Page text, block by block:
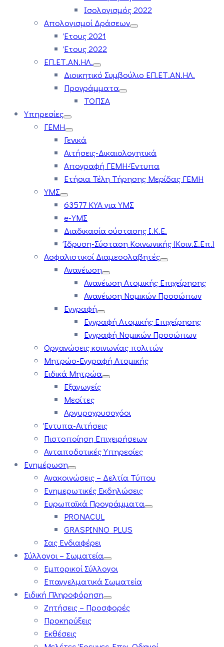
Ισολογισμός 2022
Απολογισμοί Δράσεων
Έτους 2021
Έτους 2022
ΕΠ.ΕΤ.ΑΝ.ΗΛ.
Διοικητικό Συμβούλιο ΕΠ.ΕΤ.ΑΝ.ΗΛ.
Προγράμματα
ΤΟΠΣΑ
Υπηρεσίες
ΓΕΜΗ
Γενικά
Αιτήσεις-Δικαιολογητικά
Απογραφή ΓΕΜΗ-Έντυπα
Ετήσια Τέλη Τήρησης Μερίδας ΓΕΜΗ
ΥΜΣ
63577 ΚΥΑ για ΥΜΣ
e-ΥΜΣ
Διαδικασία σύστασης Ι.Κ.Ε.
Ίδρυση-Σύσταση Κοινωνικής (Κοιν.Σ.Επ.)
Ασφαλιστικοί Διαμεσολαβητές
Ανανέωση
Ανανέωση Ατομικής Επιχείρησης
Ανανέωση Νομικών Προσώπων
Εγγραφή
Εγγραφή Ατομικής Επιχείρησης
Εγγραφή Νομικών Προσώπων
Οργανώσεις κοινωνίας πολιτών
Μητρώο-Εγγραφή Ατομικής
Ειδικά Μητρώα
Εξαγωγείς
Μεσίτες
Αργυροχρυσοχόοι
Έντυπα-Αιτήσεις
Πιστοποίηση Επιχειρήσεων
Ανταποδοτικές Υπηρεσίες
Ενημέρωση
Ανακοινώσεις – Δελτία Τύπου
Ενημερωτικές Εκδηλώσεις
Ευρωπαϊκά Προγράμματα
PRONACUL
GRASPINNO PLUS
Σας Ενδιαφέρει
Σύλλογοι – Σωματεία
Εμπορικοί Σύλλογοι
Επαγγελματικά Σωματεία
Ειδική Πληροφόρηση
Ζητήσεις – Προσφορές
Προκηρύξεις
Εκθέσεις